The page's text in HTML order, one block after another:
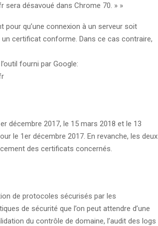
désavoué dans Chrome 70. » »
qu’une connexion à un serveur soit
certificat conforme. Dans ce cas contraire,
fourni par Google:
décembre 2017, le 15 mars 2018 et le 13
le 1er décembre 2017. En revanche, les deux
des certificats concernés.
de protocoles sécurisés par les
de sécurité que l’on peut attendre d’une
du contrôle de domaine, l’audit des logs